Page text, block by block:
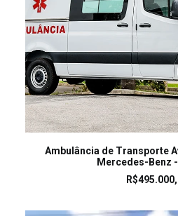
LEIA MAIS
Ambulância de Transporte
Mercedes-Benz
R$